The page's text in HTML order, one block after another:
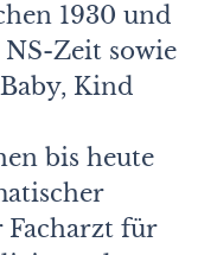
1930 und
Zeit sowie
Kind
bis heute
Facharzt für